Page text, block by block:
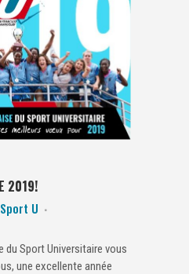
2019!
U
du Sport Universitaire vous
une excellente année